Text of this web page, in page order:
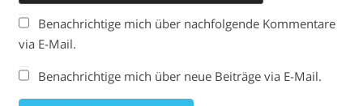
Benachrichtige mich über nachfolgende Kommentare
via E-Mail.
Benachrichtige mich über neue Beiträge via E-Mail.